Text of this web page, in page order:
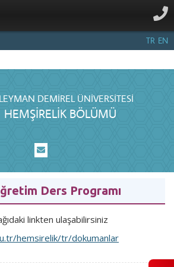
TR EN
DEMIREL ÜNIVERSITESI
HEMŞİRELİK BÖLÜMÜ
Ders Programı
linkten ulaşabilirsiniz
hemsirelik/tr/dokumanlar